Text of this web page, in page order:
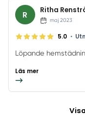
R Ritha
maj 2023
5.0 •
Löpande
Läs mer